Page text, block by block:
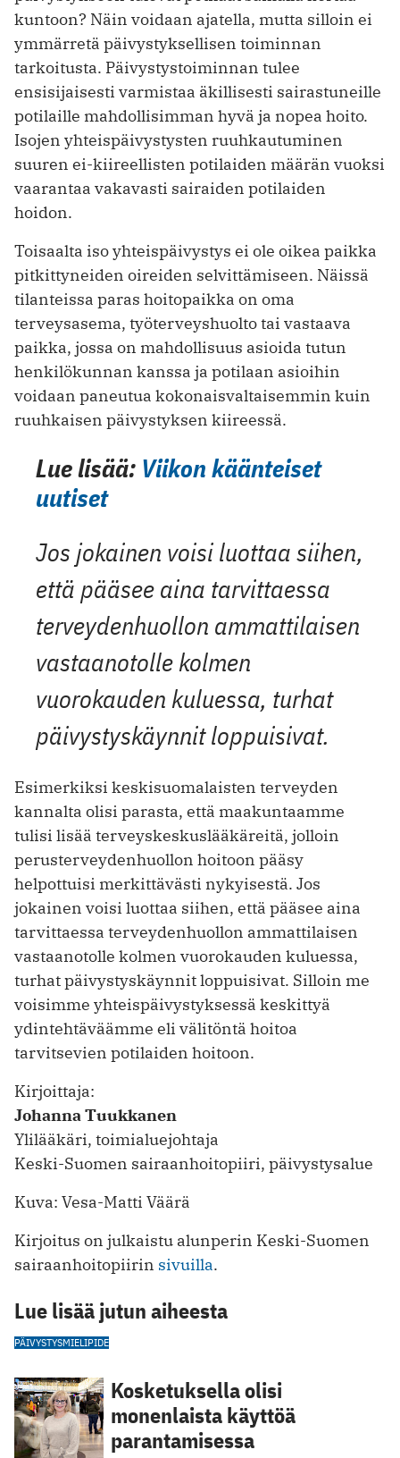
kuntoon? Näin voidaan ajatella, mutta silloin ei
ymmärretä päivystyksellisen toiminnan
tarkoitusta. Päivystystoiminnan tulee
ensisijaisesti varmistaa äkillisesti sairastuneille
potilaille mahdollisimman hyvä ja nopea hoito.
Isojen yhteispäivystysten ruuhkautuminen
suuren ei-kiireellisten potilaiden määrän vuoksi
vaarantaa vakavasti sairaiden potilaiden
hoidon.
Toisaalta iso yhteispäivystys ei ole oikea paikka
pitkittyneiden oireiden selvittämiseen. Näissä
tilanteissa paras hoitopaikka on oma
terveysasema, työterveyshuolto tai vastaava
paikka, jossa on mahdollisuus asioida tutun
henkilökunnan kanssa ja potilaan asioihin
voidaan paneutua kokonaisvaltaisemmin kuin
ruuhkaisen päivystyksen kiireessä.
Lue lisää: Viikon käänteiset
uutiset
Jos jokainen voisi luottaa siihen,
että pääsee aina tarvittaessa
terveydenhuollon ammattilaisen
vastaanotolle kolmen
vuorokauden kuluessa, turhat
päivystyskäynnit loppuisivat.
Esimerkiksi keskisuomalaisten terveyden
kannalta olisi parasta, että maakuntaamme
tulisi lisää terveyskeskuslääkäreitä, jolloin
perusterveydenhuollon hoitoon pääsy
helpottuisi merkittävästi nykyisestä. Jos
jokainen voisi luottaa siihen, että pääsee aina
tarvittaessa terveydenhuollon ammattilaisen
vastaanotolle kolmen vuorokauden kuluessa,
turhat päivystyskäynnit loppuisivat. Silloin me
voisimme yhteispäivystyksessä keskittyä
ydintehtäväämme eli välitöntä hoitoa
tarvitsevien potilaiden hoitoon.
Kirjoittaja:
Johanna Tuukkanen
Ylilääkäri, toimialuejohtaja
Keski-Suomen sairaanhoitopiiri, päivystysalue
Kuva: Vesa-Matti Väärä
Kirjoitus on julkaistu alunperin Keski-Suomen
sairaanhoitopiirin sivuilla.
Lue lisää jutun aiheesta
PÄIVYSTYSMIELIPIDE
Kosketuksella olisi
monenlaista käyttöä
parantamisessa